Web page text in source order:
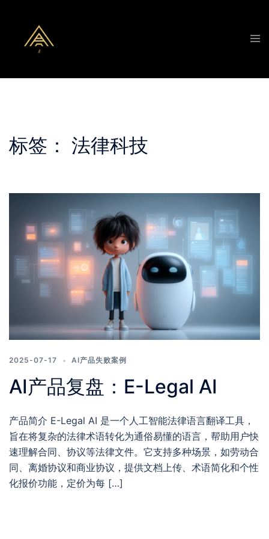
content
标签： 法律科技
2025-07-17 AI产品失败案例
AI产品复盘：E-Legal AI
产品简介 E-Legal AI 是一个人工智能法律语言翻译工具，
旨在将复杂的法律术语转化为通俗易懂的语言，帮助用户快
速理解合同、协议等法律文件。它支持多种场景，如劳动合
同、离婚协议和商业协议，提供文档上传、术语简化和个性
化报价功能，定价为每 […]